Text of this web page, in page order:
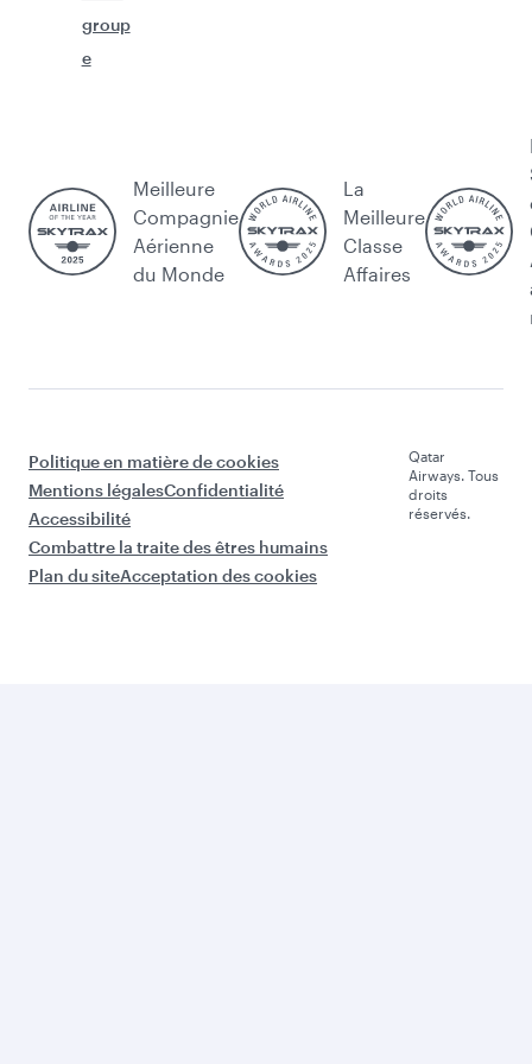
group
e
Meilleure
Compagnie
Aérienne
du Monde
La
Meilleure
Classe
Affaires
Politique en matière de cookies
Mentions légalesConfidentialité
Accessibilité
Combattre la traite des êtres humains
Plan du siteAcceptation des cookies
Qatar
Airways. Tous
droits
réservés.